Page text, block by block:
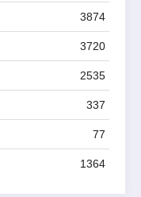
3874
3720
2535
337
77
1364